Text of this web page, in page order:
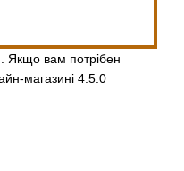
Якщо вам потрібен
магазині 4.5.0